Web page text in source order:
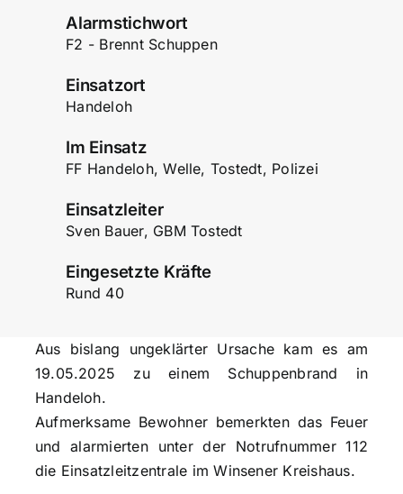
Alarmstichwort
F2 - Brennt Schuppen
Einsatzort
Handeloh
Im Einsatz
FF Handeloh, Welle, Tostedt, Polizei
Einsatzleiter
Sven Bauer, GBM Tostedt
Eingesetzte Kräfte
Rund 40
Aus bislang ungeklärter Ursache kam es am
19.05.2025 zu einem Schuppenbrand in
Handeloh.
Aufmerksame Bewohner bemerkten das Feuer
und alarmierten unter der Notrufnummer 112
die Einsatzleitzentrale im Winsener Kreishaus.